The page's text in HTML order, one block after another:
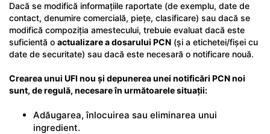
Dacă se modifică informațiile raportate (de exemplu, date de
contact, denumire comercială, piețe, clasificare) sau dacă se
modifică compoziția amestecului, trebuie evaluat dacă este
suficientă o actualizare a dosarului PCN (și a etichetei/fișei cu
date de securitate) sau dacă este necesară o notificare nouă.
Crearea unui UFI nou și depunerea unei notificări PCN noi
sunt, de regulă, necesare în următoarele situații:
Adăugarea, înlocuirea sau eliminarea unui
ingredient.